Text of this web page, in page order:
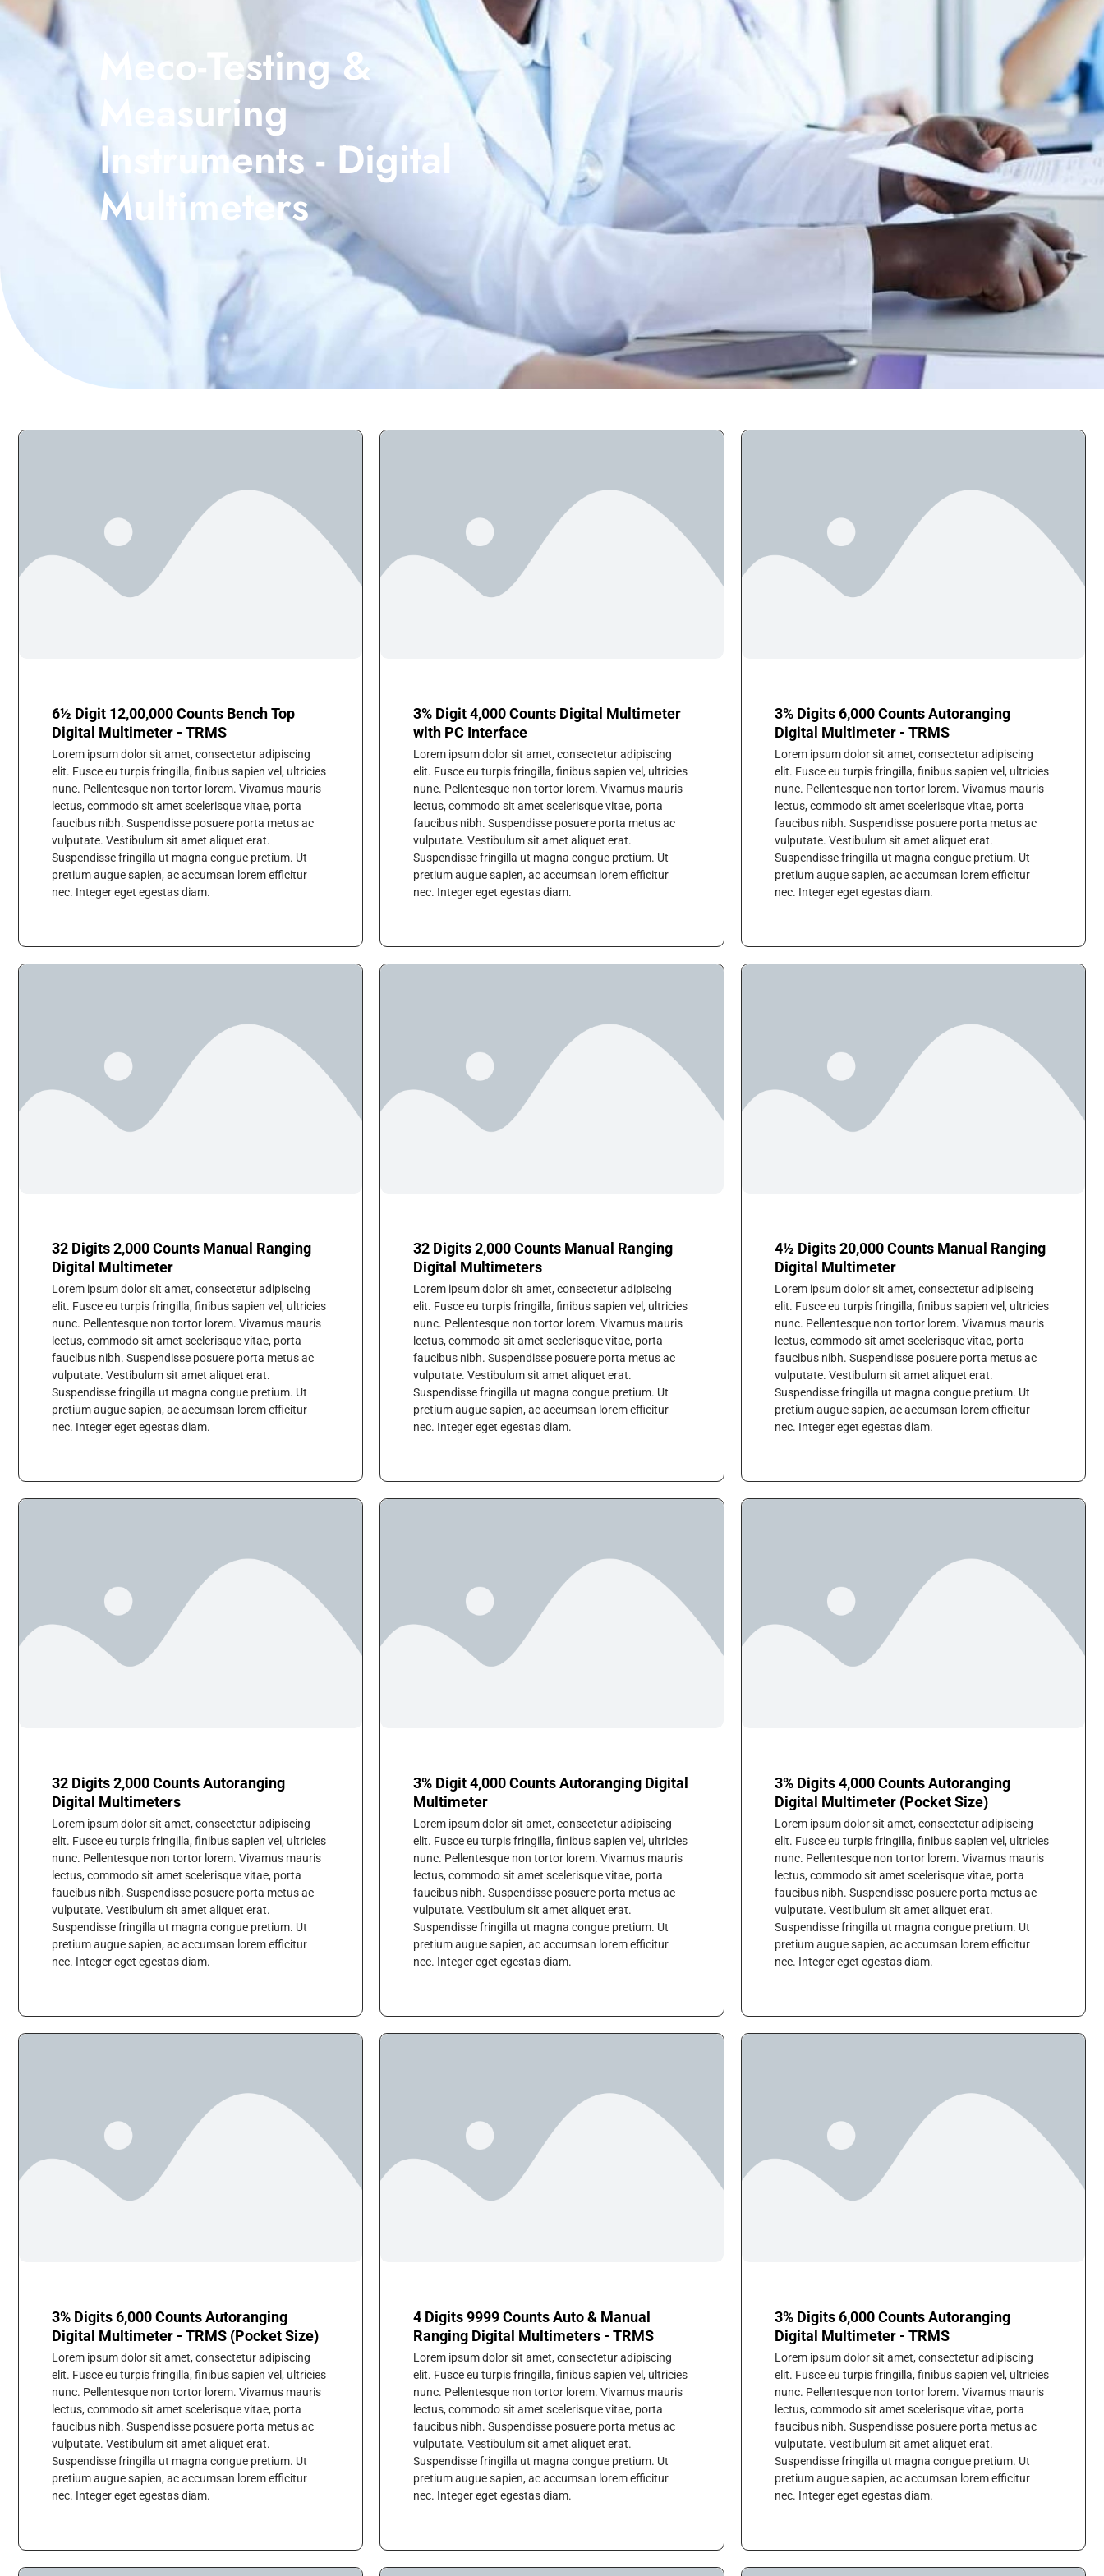
Meco-Testing &
Measuring
Instruments - Digital
Multimeters
6½ Digit 12,00,000 Counts Bench Top
Digital Multimeter - TRMS
Lorem ipsum dolor sit amet, consectetur adipiscing
elit. Fusce eu turpis fringilla, finibus sapien vel, ultricies
nunc. Pellentesque non tortor lorem. Vivamus mauris
lectus, commodo sit amet scelerisque vitae, porta
faucibus nibh. Suspendisse posuere porta metus ac
vulputate. Vestibulum sit amet aliquet erat.
Suspendisse fringilla ut magna congue pretium. Ut
pretium augue sapien, ac accumsan lorem efficitur
nec. Integer eget egestas diam.
3% Digit 4,000 Counts Digital Multimeter
with PC Interface
Lorem ipsum dolor sit amet, consectetur adipiscing
elit. Fusce eu turpis fringilla, finibus sapien vel, ultricies
nunc. Pellentesque non tortor lorem. Vivamus mauris
lectus, commodo sit amet scelerisque vitae, porta
faucibus nibh. Suspendisse posuere porta metus ac
vulputate. Vestibulum sit amet aliquet erat.
Suspendisse fringilla ut magna congue pretium. Ut
pretium augue sapien, ac accumsan lorem efficitur
nec. Integer eget egestas diam.
3% Digits 6,000 Counts Autoranging
Digital Multimeter - TRMS
Lorem ipsum dolor sit amet, consectetur adipiscing
elit. Fusce eu turpis fringilla, finibus sapien vel, ultricies
nunc. Pellentesque non tortor lorem. Vivamus mauris
lectus, commodo sit amet scelerisque vitae, porta
faucibus nibh. Suspendisse posuere porta metus ac
vulputate. Vestibulum sit amet aliquet erat.
Suspendisse fringilla ut magna congue pretium. Ut
pretium augue sapien, ac accumsan lorem efficitur
nec. Integer eget egestas diam.
32 Digits 2,000 Counts Manual Ranging
Digital Multimeter
Lorem ipsum dolor sit amet, consectetur adipiscing
elit. Fusce eu turpis fringilla, finibus sapien vel, ultricies
nunc. Pellentesque non tortor lorem. Vivamus mauris
lectus, commodo sit amet scelerisque vitae, porta
faucibus nibh. Suspendisse posuere porta metus ac
vulputate. Vestibulum sit amet aliquet erat.
Suspendisse fringilla ut magna congue pretium. Ut
pretium augue sapien, ac accumsan lorem efficitur
nec. Integer eget egestas diam.
32 Digits 2,000 Counts Manual Ranging
Digital Multimeters
Lorem ipsum dolor sit amet, consectetur adipiscing
elit. Fusce eu turpis fringilla, finibus sapien vel, ultricies
nunc. Pellentesque non tortor lorem. Vivamus mauris
lectus, commodo sit amet scelerisque vitae, porta
faucibus nibh. Suspendisse posuere porta metus ac
vulputate. Vestibulum sit amet aliquet erat.
Suspendisse fringilla ut magna congue pretium. Ut
pretium augue sapien, ac accumsan lorem efficitur
nec. Integer eget egestas diam.
4½ Digits 20,000 Counts Manual Ranging
Digital Multimeter
Lorem ipsum dolor sit amet, consectetur adipiscing
elit. Fusce eu turpis fringilla, finibus sapien vel, ultricies
nunc. Pellentesque non tortor lorem. Vivamus mauris
lectus, commodo sit amet scelerisque vitae, porta
faucibus nibh. Suspendisse posuere porta metus ac
vulputate. Vestibulum sit amet aliquet erat.
Suspendisse fringilla ut magna congue pretium. Ut
pretium augue sapien, ac accumsan lorem efficitur
nec. Integer eget egestas diam.
32 Digits 2,000 Counts Autoranging
Digital Multimeters
Lorem ipsum dolor sit amet, consectetur adipiscing
elit. Fusce eu turpis fringilla, finibus sapien vel, ultricies
nunc. Pellentesque non tortor lorem. Vivamus mauris
lectus, commodo sit amet scelerisque vitae, porta
faucibus nibh. Suspendisse posuere porta metus ac
vulputate. Vestibulum sit amet aliquet erat.
Suspendisse fringilla ut magna congue pretium. Ut
pretium augue sapien, ac accumsan lorem efficitur
nec. Integer eget egestas diam.
3% Digit 4,000 Counts Autoranging Digital
Multimeter
Lorem ipsum dolor sit amet, consectetur adipiscing
elit. Fusce eu turpis fringilla, finibus sapien vel, ultricies
nunc. Pellentesque non tortor lorem. Vivamus mauris
lectus, commodo sit amet scelerisque vitae, porta
faucibus nibh. Suspendisse posuere porta metus ac
vulputate. Vestibulum sit amet aliquet erat.
Suspendisse fringilla ut magna congue pretium. Ut
pretium augue sapien, ac accumsan lorem efficitur
nec. Integer eget egestas diam.
3% Digits 4,000 Counts Autoranging
Digital Multimeter (Pocket Size)
Lorem ipsum dolor sit amet, consectetur adipiscing
elit. Fusce eu turpis fringilla, finibus sapien vel, ultricies
nunc. Pellentesque non tortor lorem. Vivamus mauris
lectus, commodo sit amet scelerisque vitae, porta
faucibus nibh. Suspendisse posuere porta metus ac
vulputate. Vestibulum sit amet aliquet erat.
Suspendisse fringilla ut magna congue pretium. Ut
pretium augue sapien, ac accumsan lorem efficitur
nec. Integer eget egestas diam.
3% Digits 6,000 Counts Autoranging
Digital Multimeter - TRMS (Pocket Size)
Lorem ipsum dolor sit amet, consectetur adipiscing
elit. Fusce eu turpis fringilla, finibus sapien vel, ultricies
nunc. Pellentesque non tortor lorem. Vivamus mauris
lectus, commodo sit amet scelerisque vitae, porta
faucibus nibh. Suspendisse posuere porta metus ac
vulputate. Vestibulum sit amet aliquet erat.
Suspendisse fringilla ut magna congue pretium. Ut
pretium augue sapien, ac accumsan lorem efficitur
nec. Integer eget egestas diam.
4 Digits 9999 Counts Auto & Manual
Ranging Digital Multimeters - TRMS
Lorem ipsum dolor sit amet, consectetur adipiscing
elit. Fusce eu turpis fringilla, finibus sapien vel, ultricies
nunc. Pellentesque non tortor lorem. Vivamus mauris
lectus, commodo sit amet scelerisque vitae, porta
faucibus nibh. Suspendisse posuere porta metus ac
vulputate. Vestibulum sit amet aliquet erat.
Suspendisse fringilla ut magna congue pretium. Ut
pretium augue sapien, ac accumsan lorem efficitur
nec. Integer eget egestas diam.
3% Digits 6,000 Counts Autoranging
Digital Multimeter - TRMS
Lorem ipsum dolor sit amet, consectetur adipiscing
elit. Fusce eu turpis fringilla, finibus sapien vel, ultricies
nunc. Pellentesque non tortor lorem. Vivamus mauris
lectus, commodo sit amet scelerisque vitae, porta
faucibus nibh. Suspendisse posuere porta metus ac
vulputate. Vestibulum sit amet aliquet erat.
Suspendisse fringilla ut magna congue pretium. Ut
pretium augue sapien, ac accumsan lorem efficitur
nec. Integer eget egestas diam.